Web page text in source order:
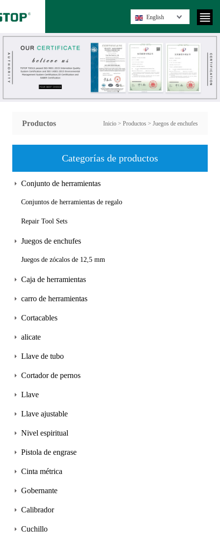
English
Productos Inicio > Productos > Juegos de enchufes
Categorías de productos
Conjunto de herramientas
Conjuntos de herramientas de regalo
Repair Tool Sets
Juegos de enchufes
Juegos de zócalos de 12,5 mm
Caja de herramientas
carro de herramientas
Cortacables
alicate
Llave de tubo
Cortador de pernos
Llave
Llave ajustable
Nivel espiritual
Pistola de engrase
Cinta métrica
Gobernante
Calibrador
Cuchillo